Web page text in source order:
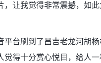
，让我觉得非常震撼，如
刷到了昌吉老龙河胡杨
觉得十分赏心悦目，给人